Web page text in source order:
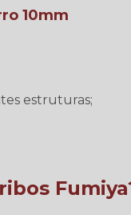
10mm
estruturas;